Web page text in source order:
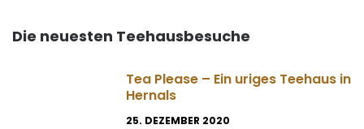
Die neuesten Teehausbesuche
Tea Please – Ein uriges Teehaus in
Hernals
25. DEZEMBER 2020